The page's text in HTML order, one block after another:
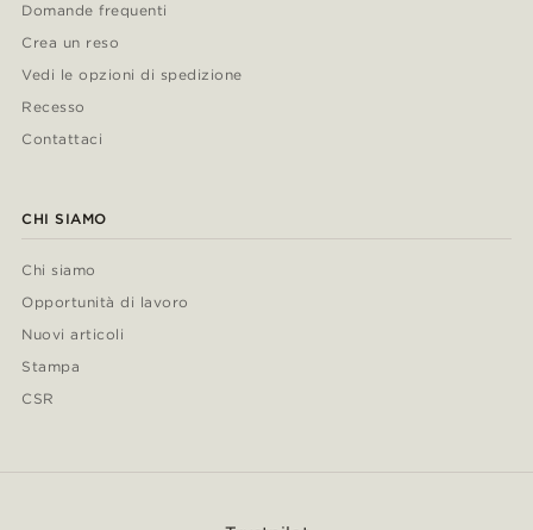
Domande frequenti
Crea un reso
Vedi le opzioni di spedizione
Recesso
Contattaci
CHI SIAMO
Chi siamo
Opportunità di lavoro
Nuovi articoli
Stampa
CSR